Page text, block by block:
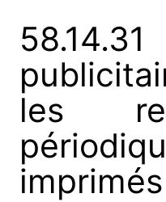
les
imprimés